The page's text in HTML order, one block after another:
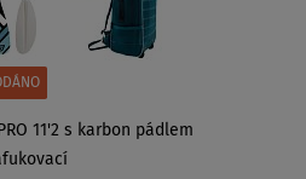
11'2 s karbon pádlem